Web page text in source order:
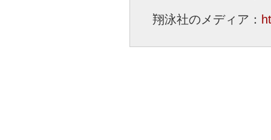
翔泳社のメディア：